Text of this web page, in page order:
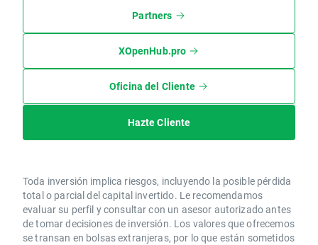
Partners
XOpenHub.pro
Oficina del Cliente
Hazte Cliente
Toda inversión implica riesgos, incluyendo la posible pérdida
total o parcial del capital invertido. Le recomendamos
evaluar su perfil y consultar con un asesor autorizado antes
de tomar decisiones de inversión. Los valores que ofrecemos
se transan en bolsas extranjeras, por lo que están sometidos